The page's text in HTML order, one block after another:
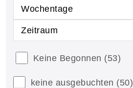
Wochentage
Zeitraum
Keine Begonnen (53)
keine ausgebuchten (50)